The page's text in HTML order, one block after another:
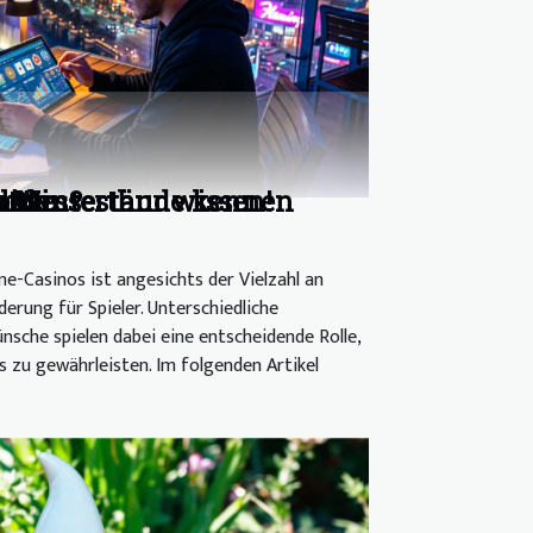
Casinos ist angesichts der Vielzahl an
für Spieler. Unterschiedliche
spielen dabei eine entscheidende Rolle,
zu gewährleisten. Im folgenden Artikel
kennen
Winterthur wissen!